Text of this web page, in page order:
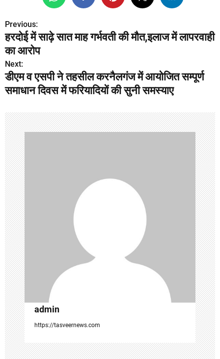
P
o
s
t
a
v
i
g
a
t
i
o
n
Previous:
हरदोई में साढ़े सात माह गर्भवती की मौत,इलाज में लापरवाही
का आरोप
Next:
डीएम व एसपी ने तहसील करनैलगंज में आयोजित सम्पूर्ण
समाधान दिवस में फरियादियों की सुनी समस्याए
admin
https://tasveernews.com